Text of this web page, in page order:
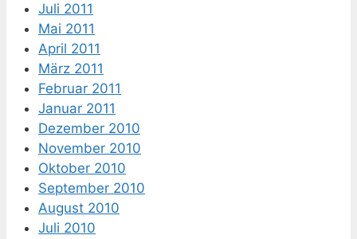
Juli 2011
Mai 2011
April 2011
März 2011
Februar 2011
Januar 2011
Dezember 2010
November 2010
Oktober 2010
September 2010
August 2010
Juli 2010